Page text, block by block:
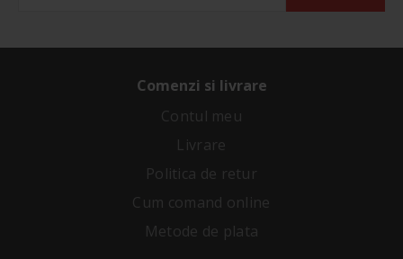
Comenzi si livrare
Contul meu
Livrare
Politica de retur
Cum comand online
Metode de plata